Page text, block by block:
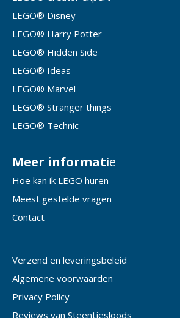
LEGO® Disney
LEGO® Harry Potter
LEGO® Hidden Side
LEGO® Ideas
LEGO® Marvel
LEGO® Stranger things
LEGO® Technic
Meer informatie
Hoe kan ik LEGO huren
Meest gestelde vragen
Contact
Verzend en leveringsbeleid
Algemene voorwaarden
Privacy Policy
Reviews van Steentjesloods